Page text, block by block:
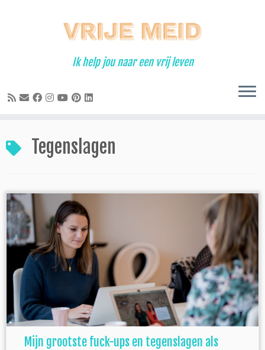
Ik help jou naar een vrij leven
Tegenslagen
Mijn grootste fuck-ups en tegenslagen als